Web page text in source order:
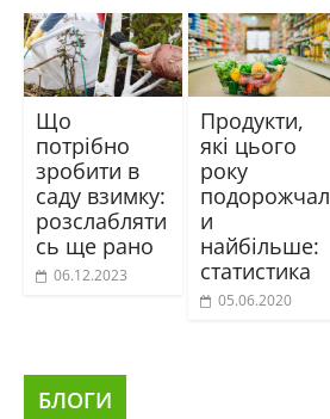
Що
потрібно
зробити в
саду взимку:
розслабляти
сь ще рано
06.12.2023
Продукти,
які цього
року
подорожчал
и
найбільше:
статистика
05.06.2020
БЛОГИ